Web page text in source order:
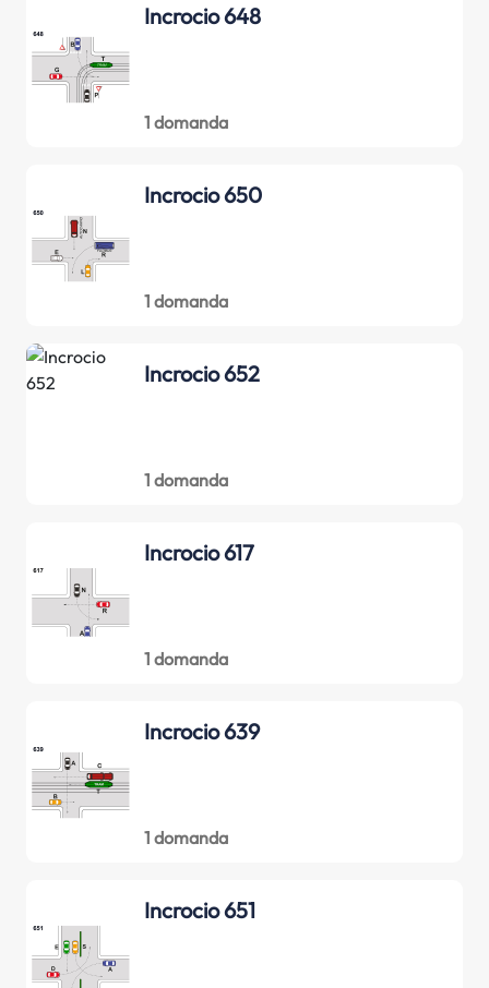
Incrocio 648
1 domanda
Incrocio 650
1 domanda
Incrocio 652
1 domanda
Incrocio 617
1 domanda
Incrocio 639
1 domanda
Incrocio 651